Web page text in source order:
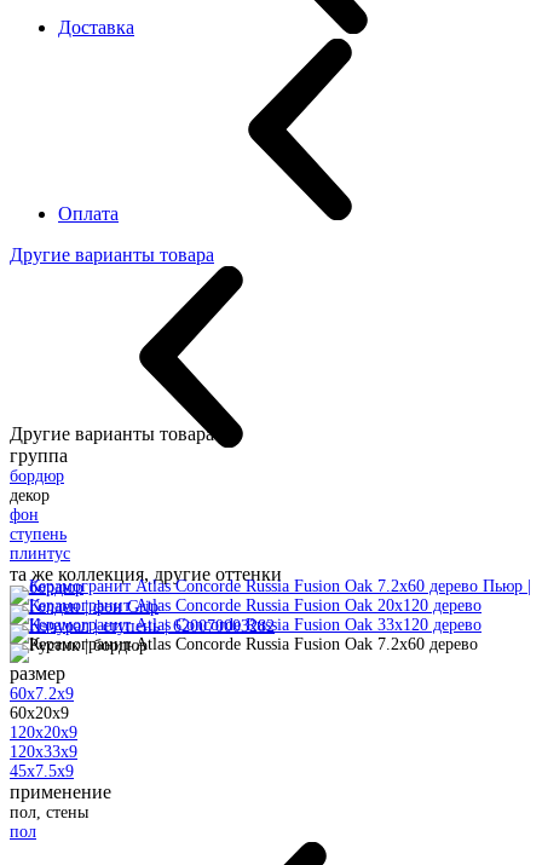
Доставка
Оплата
Другие варианты товара
Другие варианты товара:
группа
бордюр
декор
фон
ступень
плинтус
та же коллекция, другие оттенки
размер
60x7.2x9
60x20x9
120x20x9
120x33x9
45x7.5x9
применение
пол, стены
пол